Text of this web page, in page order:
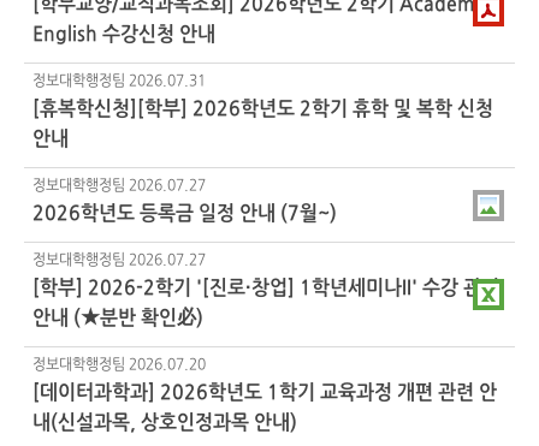
[학부교양/교직과목조회] 2026학년도 2학기 Academic
English 수강신청 안내
정보대학행정팀 2026.07.31
[휴복학신청][학부] 2026학년도 2학기 휴학 및 복학 신청
안내
정보대학행정팀 2026.07.27
2026학년도 등록금 일정 안내 (7월~)
정보대학행정팀 2026.07.27
[학부] 2026-2학기 '[진로·창업] 1학년세미나II' 수강 관련
안내 (★분반 확인必)
정보대학행정팀 2026.07.20
[데이터과학과] 2026학년도 1학기 교육과정 개편 관련 안
내(신설과목, 상호인정과목 안내)